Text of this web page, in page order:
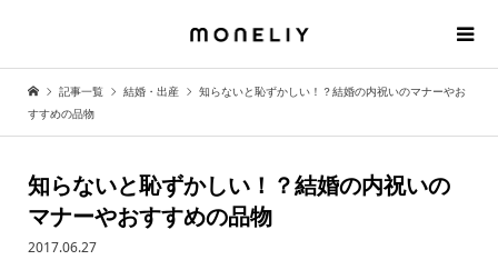
記事一覧 結婚・出産
知らないと恥ずかしい！？結婚の内祝いのマナーやお
すすめの品物
知らないと恥ずかしい！？結婚の内祝いの
マナーやおすすめの品物
2017.06.27